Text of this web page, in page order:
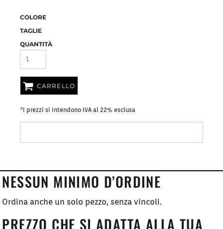
COLORE
TAGLIE
QUANTITÀ
CARRELLO
*I prezzi si intendono IVA al 22% esclusa
NESSUN MINIMO D’ORDINE
Ordina anche un solo pezzo, senza vincoli.
PREZZO CHE SI ADATTA ALLA TUA